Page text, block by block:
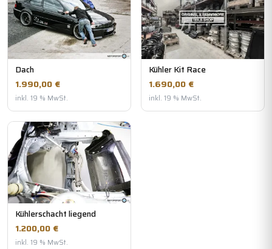
Dach
1.990,00 €
inkl. 19 % MwSt.
Kühler Kit Race
1.690,00 €
inkl. 19 % MwSt.
Kühlerschacht liegend
1.200,00 €
inkl. 19 % MwSt.